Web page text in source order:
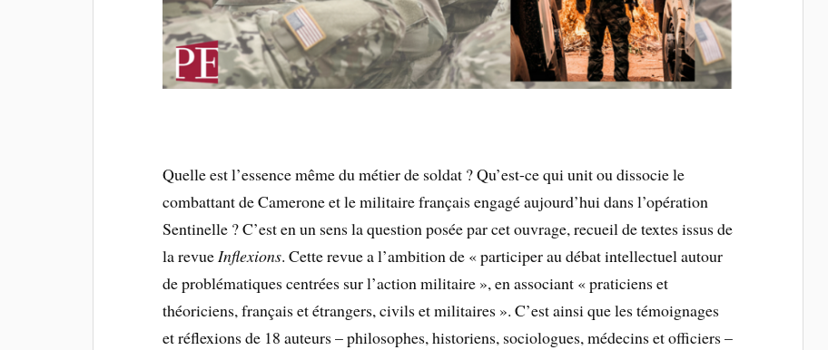
Quelle est l’essence même du métier de soldat ? Qu’est-ce qui unit ou dissocie le
combattant de Camerone et le militaire français engagé aujourd’hui dans l’opération
Sentinelle ? C’est en un sens la question posée par cet ouvrage, recueil de textes issus de
la revueInflexions. Cette revue a l’ambition de « participer au débat intellectuel autour
de problématiques centrées sur l’action militaire », en associant « praticiens et
théoriciens, français et étrangers, civils et militaires ». C’est ainsi que les témoignages
et réflexions de 18 auteurs – philosophes, historiens, sociologues, médecins et officiers –